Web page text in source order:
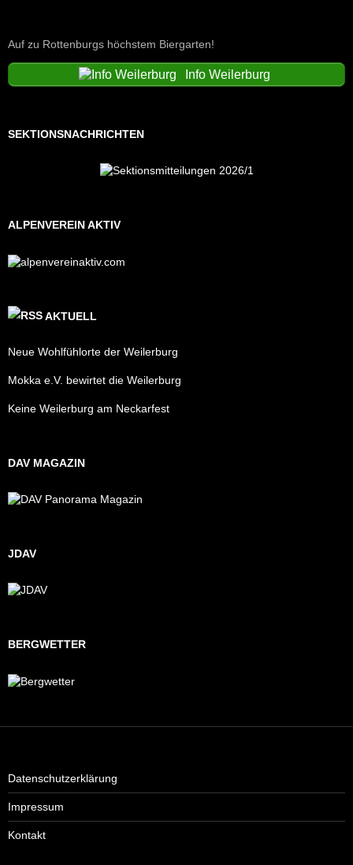
Auf zu Rottenburgs höchstem Biergarten!
Info Weilerburg
SEKTIONSNACHRICHTEN
ALPENVEREIN AKTIV
AKTUELL
Neue Wohlfühlorte der Weilerburg
Mokka e.V. bewirtet die Weilerburg
Keine Weilerburg am Neckarfest
DAV MAGAZIN
JDAV
BERGWETTER
Datenschutzerklärung
Impressum
Kontakt